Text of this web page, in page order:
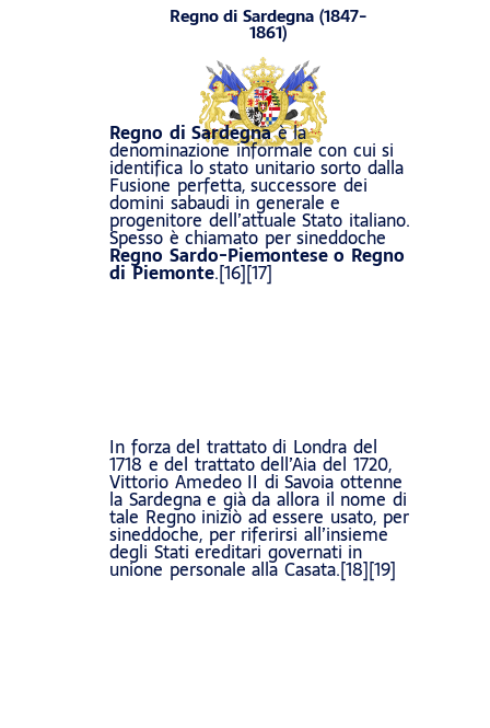
Regno di Sardegna (1847-
1861)
Regno di Sardegnaè la
denominazione informale con cui si
identifica lo stato unitario sorto dalla
Fusione perfetta, successore dei
domini sabaudi in generale e
progenitore dell’attuale Stato italiano.
Spesso è chiamato per sineddoche
Regno Sardo-Piemontese o Regno
di Piemonte.[16][17]
In forza del trattato di Londra del
1718 e del trattato dell’Aia del 1720,
Vittorio Amedeo II di Savoia ottenne
la Sardegna e già da allora il nome di
tale Regno iniziò ad essere usato, per
sineddoche, per riferirsi all’insieme
degli Stati ereditari governati in
unione personale alla Casata.[18][19]